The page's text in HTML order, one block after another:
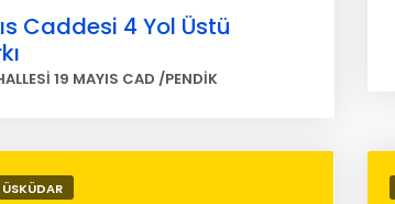
Caddesi 4 Yol Üstü
19 MAYIS CAD /PENDİK